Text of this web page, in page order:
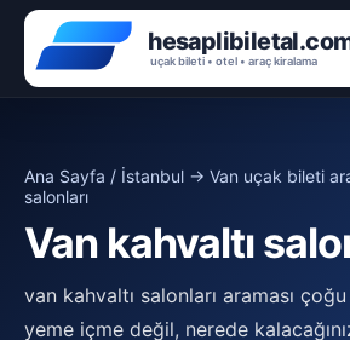
Ana Sayfa / İstanbul → Van uçak bileti
salonları
Van kahvaltı
van kahvaltı salonları araması
yeme içme değil, nerede